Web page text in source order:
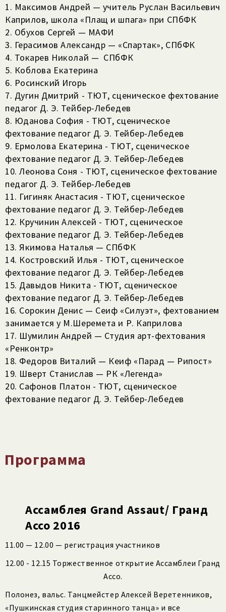
1. Максимов Андрей — учитель Руслан Васильевич
Каприлов, школа «Плащ и шпага» при СПбФК
2. Обухов Сергей — МАФИ
3. Герасимов Александр — «Спартак», СПбФК
4. Токарев Николай — СПбФК
5. Коблова Екатерина
6. Росинский Игорь
7. Дугин Дмитрий - ТЮТ, сценическое фехтование
педагог Д. Э. Тейбер-Лебедев
8. Юданова София - ТЮТ, сценическое
фехтование педагог Д. Э. Тейбер-Лебедев
9. Ермолова Екатерина - ТЮТ, сценическое
фехтование педагог Д. Э. Тейбер-Лебедев
10. Леонова Соня - ТЮТ, сценическое фехтование
педагог Д. Э. Тейбер-Лебедев
11. Гигиняк Анастасия - ТЮТ, сценическое
фехтование педагог Д. Э. Тейбер-Лебедев
12. Кручинин Алексей - ТЮТ, сценическое
фехтование педагог Д. Э. Тейбер-Лебедев
13. Якимова Наталья — СПбФК
14. Костровский Илья - ТЮТ, сценическое
фехтование педагог Д. Э. Тейбер-Лебедев
15. Давыдов Никита - ТЮТ, сценическое
фехтование педагог Д. Э. Тейбер-Лебедев
16. Сорокин Денис — Сеиф «Силуэт», фехтованием
занимается у М.Шеремета и Р. Каприлова
17. Шумилин Андрей — Студия арт-фехтования
«Ренконтр»
18. Федоров Виталий — Кеиф «Парад — Рипост»
19. Шверт Станислав — РК «Легенда»
20. Сафонов Платон - ТЮТ, сценическое
фехтование педагог Д. Э. Тейбер-Лебедев
Программа
Ассамблея Grand Assaut/ Гранд
Ассо 2016
11.00 — 12.00 — регистрация участников
12.00 - 12.15 Торжественное открытие Ассамблеи Гранд
Ассо.
Полонез, вальс. Танцмейстер Алексей Веретенников,
«Пушкинская студия старинного танца» и все